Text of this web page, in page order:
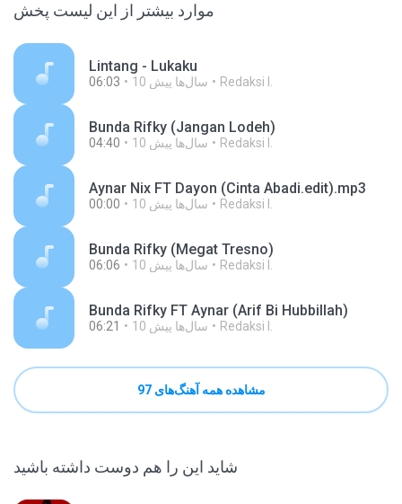
موارد بیشتر از این لیست پخش
Lintang - Lukaku
06:03 10 سال‌ها پیش Redaksi I.
Bunda Rifky (Jangan Lodeh)
04:40 10 سال‌ها پیش Redaksi I.
Aynar Nix FT Dayon (Cinta Abadi.edit).mp3
00:00 10 سال‌ها پیش Redaksi I.
Bunda Rifky (Megat Tresno)
06:06 10 سال‌ها پیش Redaksi I.
Bunda Rifky FT Aynar (Arif Bi Hubbillah)
06:21 10 سال‌ها پیش Redaksi I.
مشاهده همه آهنگ‌های 97
شاید این را هم دوست داشته باشید